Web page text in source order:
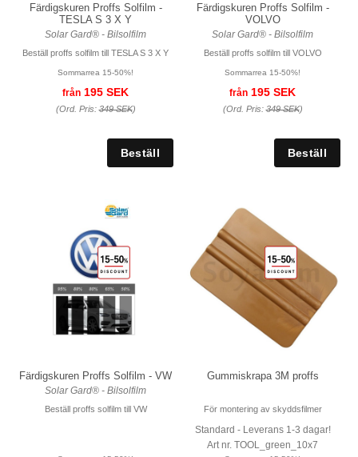
Färdigskuren Proffs Solfilm -
TESLA S 3 X Y
Solar Gard® - Bilsolfilm
Beställ proffs solfilm till TESLA S 3 X Y
Sommarrea 15-50%!
från 195 SEK
(Ord. Pris:349 SEK)
Färdigskuren Proffs Solfilm -
VOLVO
Solar Gard® - Bilsolfilm
Beställ proffs solfilm till VOLVO
Sommarrea 15-50%!
från 195 SEK
(Ord. Pris:349 SEK)
Färdigskuren Proffs Solfilm - VW
Solar Gard® - Bilsolfilm
Beställ proffs solfilm till VW
Gummiskrapa 3M proffs
För montering av skyddsfilmer
Standard - Leverans 1-3 dagar!
Art nr. TOOL_green_10x7